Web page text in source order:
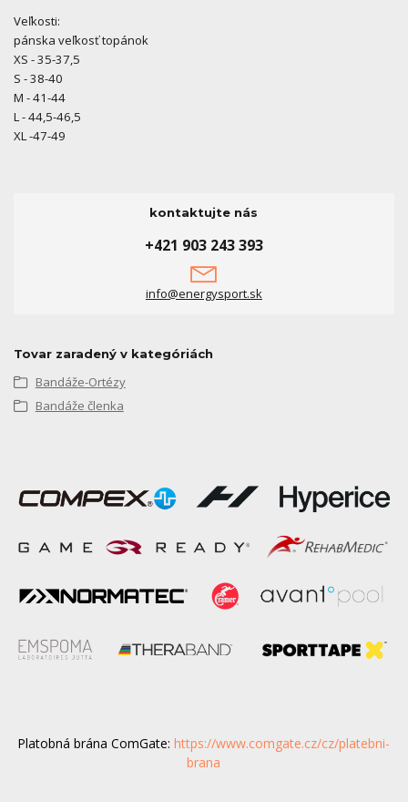
Veľkosti:
pánska veľkosť topánok
XS - 35-37,5
S - 38-40
M - 41-44
L - 44,5-46,5
XL -47-49
kontaktujte nás
+421 903 243 393
info@energysport.sk
Tovar zaradený v kategóriách
Bandáže-Ortézy
Bandáže členka
Platobná brána ComGate:https://www.comgate.cz/cz/platebni-
brana